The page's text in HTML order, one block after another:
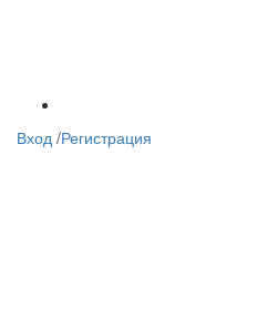
Вход /Регистрация